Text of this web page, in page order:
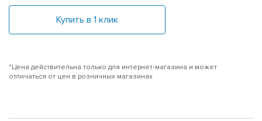
Купить в 1 клик
*Цена действительна только для интернет-магазина и может
отличаться от цен в розничных магазинах